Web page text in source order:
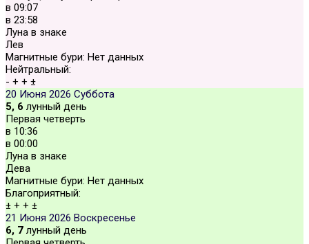
в 09:07
в 23:58
Луна в знаке
Лев
Магнитные бури: Нет данных
Нейтральный:
- + + ±
20 Июня 2026 Суббота
5, 6 лунный день
Первая четверть
в 10:36
в 00:00
Луна в знаке
Дева
Магнитные бури: Нет данных
Благоприятный:
± + + ±
21 Июня 2026 Воскресенье
6, 7 лунный день